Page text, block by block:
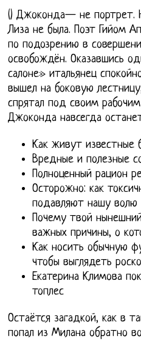
() Джоконда— не портрет.
Лиза не была. Поэт Гийом
по подозрению в
освобождён. Оказавшись
салоне» итальянец
вышел на боковую
спрятал под своим
Джоконда навсегда
Как живут известные
Вредные и полезные
Полноценный рацион
Осторожно: как
подавляют нашу волю
Почему твой
важных причины, о
Как носить обычную
чтобы выглядеть
Екатерина Климова
топлес
Остаётся загадкой, как в
попал из Милана обратно